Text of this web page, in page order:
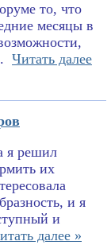
то, что
месяцы в
Читать далее
я решил
их
и я
и
далее »